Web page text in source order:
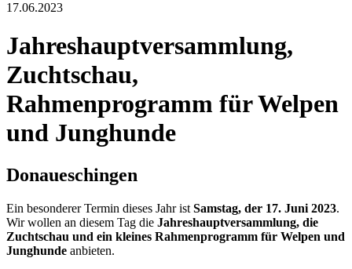
17.06.2023
Jahreshauptversammlung,
Zuchtschau,
Rahmenprogramm für Welpen
und Junghunde
Donaueschingen
Ein besonderer Termin dieses Jahr ist Samstag, der 17. Juni 2023.
Wir wollen an diesem Tag die Jahreshauptversammlung, die
Zuchtschau und ein kleines Rahmenprogramm für Welpen und
Junghunde anbieten.